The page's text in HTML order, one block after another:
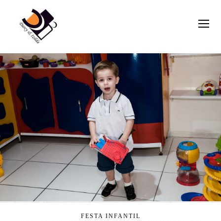
FESTA INFANTIL